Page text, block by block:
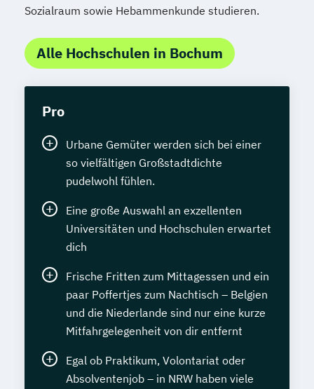
Sozialraum sowie Hebammenkunde studieren.
Alle Hochschulen in Bochum
Pro
Urbane Gemüter werden sich bei einer
so vielfältigen Großstadtdichte
pudelwohl fühlen.
Eine große Auswahl an exzellenten
Universitäten und Hochschulen erwartet
dich
Frische Fritten zum Mittagessen und ein
paar Poffertjes zum Nachtisch – Belgien
und die Niederlande sind nur eine kurze
Mitfahrgelegenheit von dir entfernt
Egal ob Praktikum, Volontariat oder
Absolventenjob – in NRW haben viele